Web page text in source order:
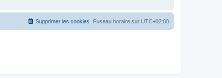
Fuseau horaire sur UTC+02:00
Supprimer les cookies